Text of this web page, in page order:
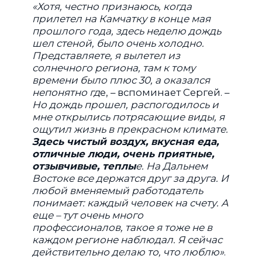
«Хотя, честно признаюсь, когда
прилетел на Камчатку в конце мая
прошлого года, здесь неделю дождь
шел стеной, было очень холодно.
Представляете, я вылетел из
солнечного региона, там к тому
времени было плюс 30, а оказался
непонятно где, – вспоминает Сергей. –
Но дождь прошел, распогодилось и
мне открылись потрясающие виды, я
ощутил жизнь в прекрасном климате.
Здесь чистый воздух, вкусная еда,
отличные люди, очень приятные,
отзывчивые, теплые. На Дальнем
Востоке все держатся друг за друга. И
любой вменяемый работодатель
понимает: каждый человек на счету. А
еще – тут очень много
профессионалов, такое я тоже не в
каждом регионе наблюдал. Я сейчас
действительно делаю то, что люблю».